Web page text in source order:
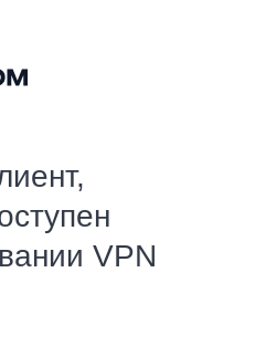
VPN